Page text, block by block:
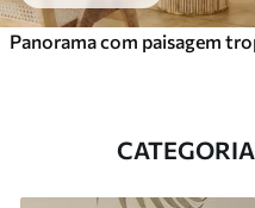
Panorama com paisagem